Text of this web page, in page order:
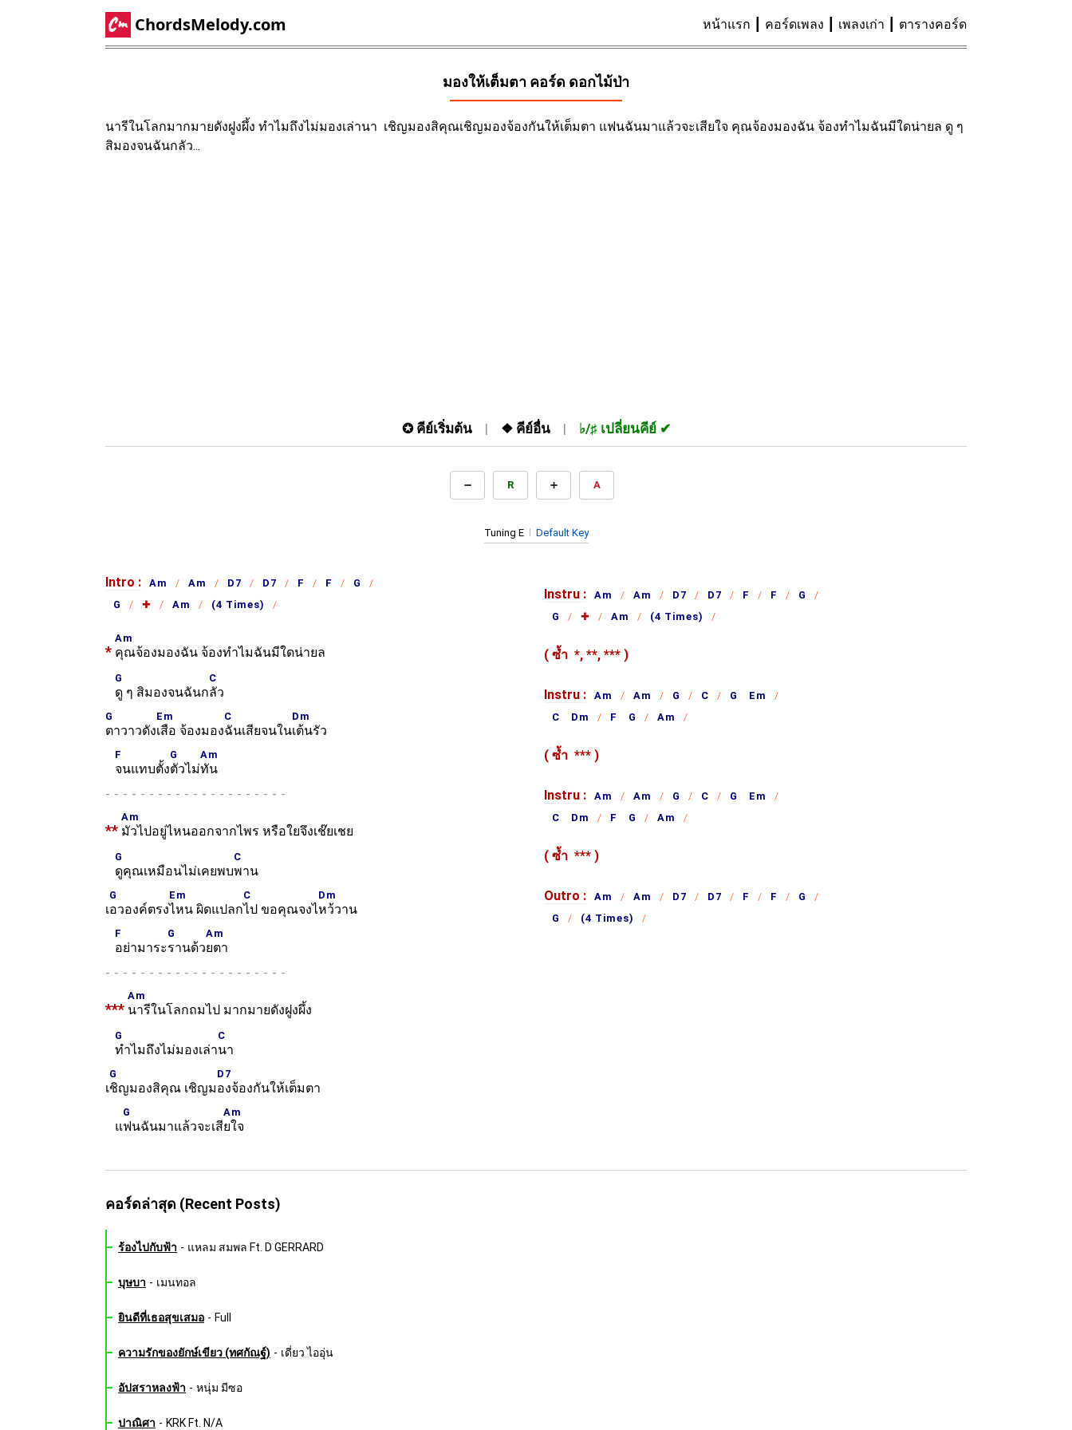
ChordsMelody.com หน้าแรก คอร์ดเพลง เพลงเก่า ตารางคอร์ด
มองให้เต็มตา คอร์ด ดอกไม้ป่า
นารีในโลกมากมายดังฝูงผึ้ง ทำไมถึงไม่มองเล่านา เชิญมองสิคุณเชิญมองจ้องกันให้เต็มตา แฟนฉันมาแล้วจะเสียใจ คุณจ้องมองฉัน จ้องทำไมฉันมีใดน่ายล ดู ๆ
สิมองจนฉันกลัว...
✪ คีย์เริ่มต้น ❖ คีย์อื่น ♭/♯ เปลี่ยนคีย์
R A
Tuning E Default Key
Intro : Am Am D7 D7 F F
G
G
✚ Am (4 Times)
*
Am
คุณจ้องมองฉัน จ้องทำไมฉันมีใดน่ายล
G
ดู ๆ สิมองจนฉันก
C
ลัว
G
ตาวาวดัง
Em
เสือ จ้องมอง
C
ฉันเสียจนใน
Dm
เต้นรัว
F
จนแทบตั้ง
G
ตัวไม่
Am
ทัน
-
**
Am
มัวไปอยู่ไหนออกจากไพร หรือใยจึงเช๊ยเชย
G
ดูคุณเหมือนไม่เคยพบ
C
พาน
เ
G
อวองค์ตรง
Em
ไหน ผิดแปลก
C
ไป ขอคุณจงไ
Dm
หว้วาน
F
อย่ามาระ
G
รานด้ว
Am
ยตา
-
***
Am
นารีในโลกถมไป มากมายดังฝูงผึ้ง
G
ทำไมถึงไม่มองเล่า
C
นา
เ
G
ชิญมองสิคุณ เชิญม
D7
องจ้องกันให้เต็มตา
แ
G
ฟนฉันมาแล้วจะเสี
Am
ยใจ
Instru : Am Am D7 D7 F F
G
G
✚ Am (4 Times)
( ซ้ำ *, **, *** )
Instru : Am Am G C
G Em
C Dm
F G Am
( ซ้ำ *** )
Instru : Am Am G C
G Em
C Dm
F G Am
( ซ้ำ *** )
Outro : Am Am D7 D7 F F
G
G
(4 Times)
คอร์ดล่าสุด (Recent Posts)
ร้องไปกับฟ้า - แหลม สมพล Ft. D GERRARD
บุษบา - เมนทอล
ยินดีที่เธอสุขเสมอ - Full
ความรักของยักษ์เขียว (ทศกัณฐ์) - เดี่ยว ไออุ่น
อัปสราหลงฟ้า - หนุ่ม มีซอ
ปาณิศา - KRK Ft. N/A